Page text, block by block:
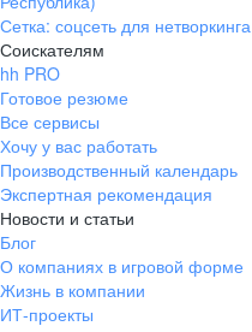
Сетка: соцсеть для нетворкинга
Соискателям
hh PRO
Готовое резюме
Все сервисы
Хочу у вас работать
Производственный календарь
Экспертная рекомендация
Новости и статьи
Блог
О компаниях в игровой форме
Жизнь в компании
ИТ-проекты